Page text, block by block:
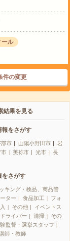
ール
件の変更
結果を見る
報をさがす
部市 山陽小野田市
岩
市 美祢市 光市
長
をさがす
キング・検品、商品管
ター 食品加工
フォ
その他
イベントス
ドライバー 清掃
その
監督・選挙スタッフ
師・教師